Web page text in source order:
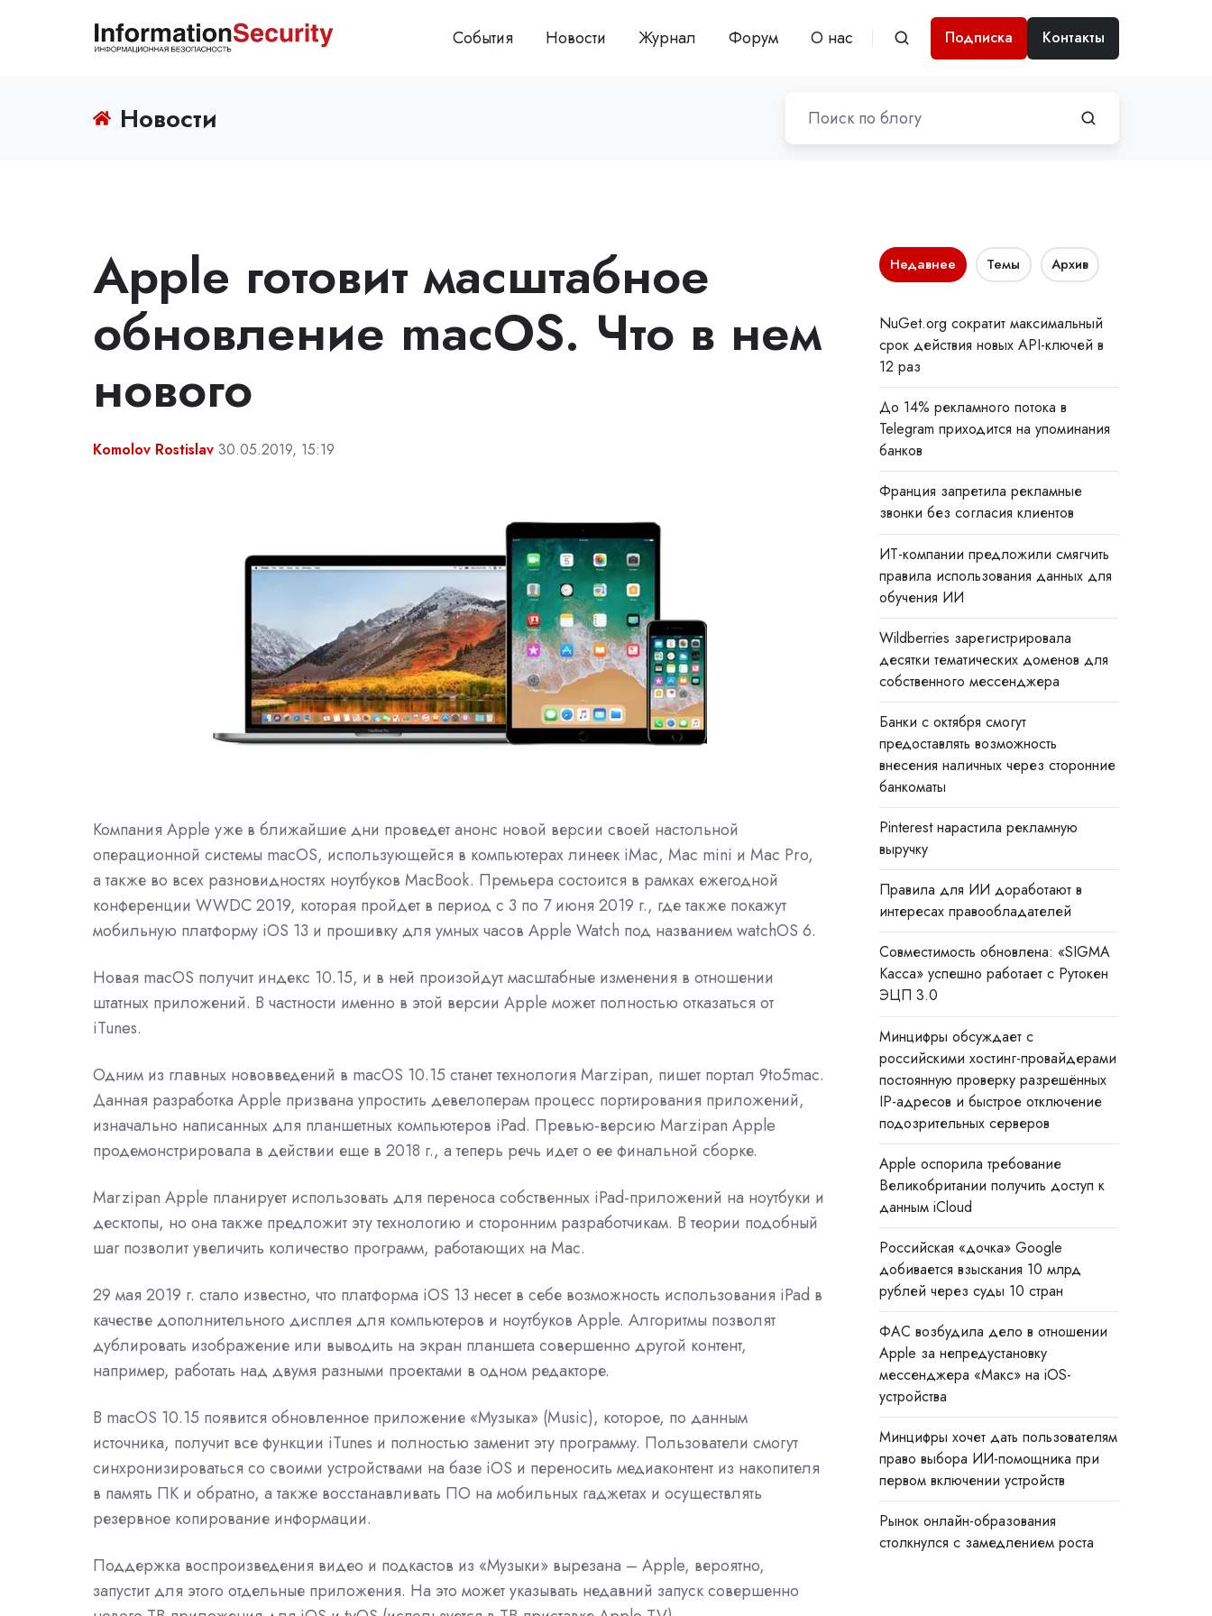
События Новости Журнал Форум О нас Подписка Контакты
Новости
Apple готовит масштабное
обновление macOS. Что в нем
нового
Komolov Rostislav 30.05.2019, 15:19
Компания Apple уже в ближайшие дни проведет анонс новой версии своей настольной
операционной системы macOS, использующейся в компьютерах линеек iMac, Mac mini и Mac Pro,
а также во всех разновидностях ноутбуков MacBook. Премьера состоится в рамках ежегодной
конференции WWDC 2019, которая пройдет в период с 3 по 7 июня 2019 г., где также покажут
мобильную платформу iOS 13 и прошивку для умных часов Apple Watch под названием watchOS 6.
Новая macOS получит индекс 10.15, и в ней произойдут масштабные изменения в отношении
штатных приложений. В частности именно в этой версии Apple может полностью отказаться от
iTunes.
Одним из главных нововведений в macOS 10.15 станет технология Marzipan, пишет портал 9to5mac.
Данная разработка Apple призвана упростить девелоперам процесс портирования приложений,
изначально написанных для планшетных компьютеров iPad. Превью-версию Marzipan Apple
продемонстрировала в действии еще в 2018 г., а теперь речь идет о ее финальной сборке.
Marzipan Apple планирует использовать для переноса собственных iPad-приложений на ноутбуки и
десктопы, но она также предложит эту технологию и сторонним разработчикам. В теории подобный
шаг позволит увеличить количество программ, работающих на Mac.
29 мая 2019 г. стало известно, что платформа iOS 13 несет в себе возможность использования iPad в
качестве дополнительного дисплея для компьютеров и ноутбуков Apple. Алгоритмы позволят
дублировать изображение или выводить на экран планшета совершенно другой контент,
например, работать над двумя разными проектами в одном редакторе.
В macOS 10.15 появится обновленное приложение «Музыка» (Music), которое, по данным
источника, получит все функции iTunes и полностью заменит эту программу. Пользователи смогут
синхронизироваться со своими устройствами на базе iOS и переносить медиаконтент из накопителя
в память ПК и обратно, а также восстанавливать ПО на мобильных гаджетах и осуществлять
резервное копирование информации.
Поддержка воспроизведения видео и подкастов из «Музыки» вырезана – Apple, вероятно,
запустит для этого отдельные приложения. На это может указывать недавний запуск совершенно
Недавнее Темы Архив
NuGet.org сократит максимальный
срок действия новых API-ключей в
12 раз
До 14% рекламного потока в
Telegram приходится на упоминания
банков
Франция запретила рекламные
звонки без согласия клиентов
ИТ-компании предложили смягчить
правила использования данных для
обучения ИИ
Wildberries зарегистрировала
десятки тематических доменов для
собственного мессенджера
Банки с октября смогут
предоставлять возможность
внесения наличных через сторонние
банкоматы
Pinterest нарастила рекламную
выручку
Правила для ИИ доработают в
интересах правообладателей
Совместимость обновлена: «SIGMA
Касса» успешно работает с Рутокен
ЭЦП 3.0
Минцифры обсуждает с
российскими хостинг-провайдерами
постоянную проверку разрешённых
IP-адресов и быстрое отключение
подозрительных серверов
Apple оспорила требование
Великобритании получить доступ к
данным iCloud
Российская «дочка» Google
добивается взыскания 10 млрд
рублей через суды 10 стран
ФАС возбудила дело в отношении
Apple за непредустановку
мессенджера «Макс» на iOS-
устройства
Минцифры хочет дать пользователям
право выбора ИИ-помощника при
первом включении устройств
Рынок онлайн-образования
столкнулся с замедлением роста